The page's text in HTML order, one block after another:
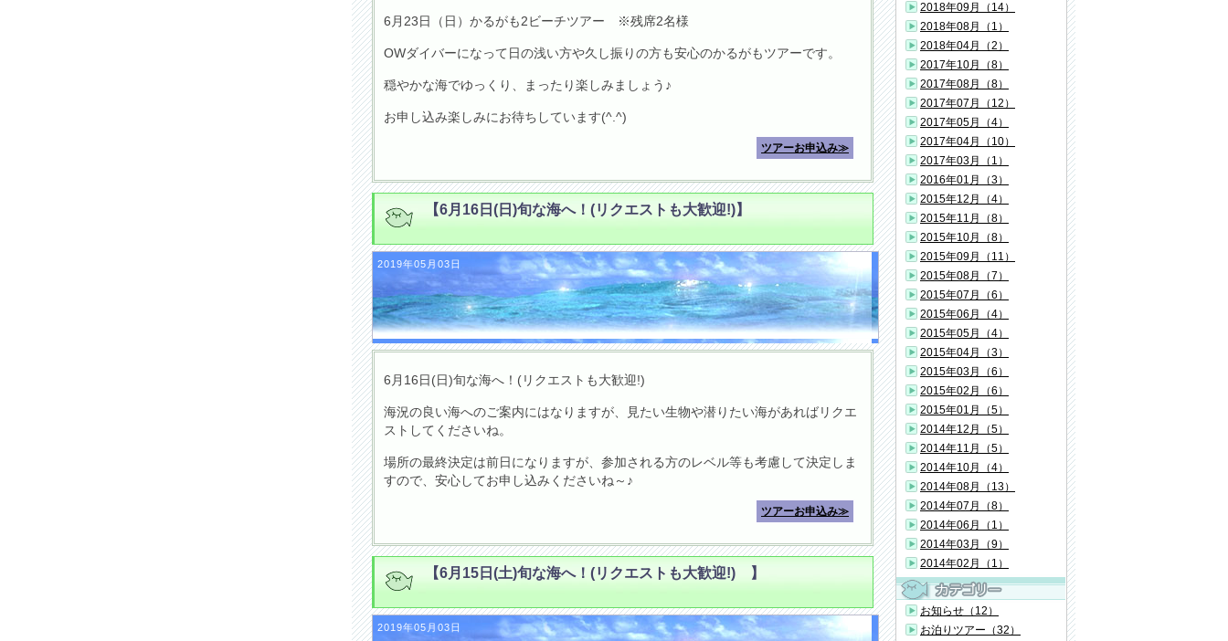
6月23日（日）かるがも2ビーチツアー ※残席2名様
OWダイバーになって日の浅い方や久し振りの方も安心のかるがもツアーです。
穏やかな海でゆっくり、まったり楽しみましょう♪
お申し込み楽しみにお待ちしています(^.^)
ツアーお申込み≫
【6月16日(日)旬な海へ！(リクエストも大歓迎!)】
2019年05月03日
6月16日(日)旬な海へ！(リクエストも大歓迎!)
海況の良い海へのご案内にはなりますが、見たい生物や潜りたい海があればリクエ
ストしてくださいね。
場所の最終決定は前日になりますが、参加される方のレベル等も考慮して決定しま
すので、安心してお申し込みくださいね～♪
ツアーお申込み≫
【6月15日(土)旬な海へ！(リクエストも大歓迎!) 】
2019年05月03日
2018年09月（14）
2018年08月（1）
2018年04月（2）
2017年10月（8）
2017年08月（8）
2017年07月（12）
2017年05月（4）
2017年04月（10）
2017年03月（1）
2016年01月（3）
2015年12月（4）
2015年11月（8）
2015年10月（8）
2015年09月（11）
2015年08月（7）
2015年07月（6）
2015年06月（4）
2015年05月（4）
2015年04月（3）
2015年03月（6）
2015年02月（6）
2015年01月（5）
2014年12月（5）
2014年11月（5）
2014年10月（4）
2014年08月（13）
2014年07月（8）
2014年06月（1）
2014年03月（9）
2014年02月（1）
お知らせ（12）
お泊りツアー（32）